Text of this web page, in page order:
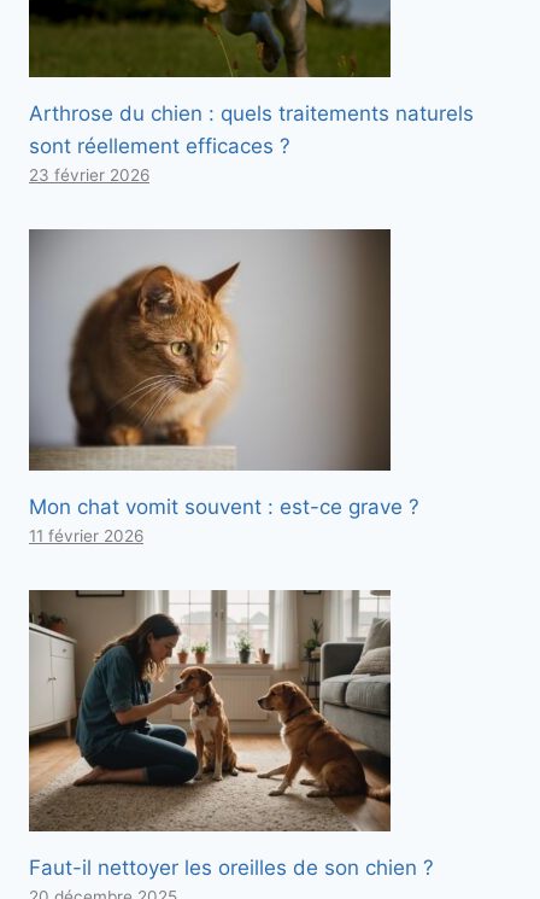
Arthrose du chien : quels traitements naturels
sont réellement efficaces ?
23 février 2026
Mon chat vomit souvent : est-ce grave ?
11 février 2026
Faut-il nettoyer les oreilles de son chien ?